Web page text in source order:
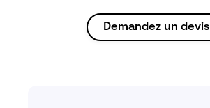
Demandez un devis